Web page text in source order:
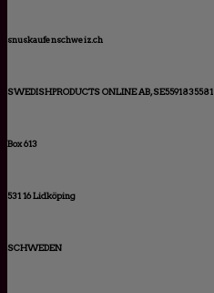
snuskaufenschweiz.ch
SWEDISHPRODUCTS ONLINE AB, SE5591835581
Box 613
531 16 Lidköping
SCHWEDEN